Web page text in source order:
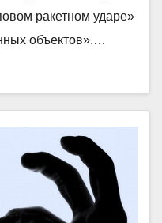
ракетном ударе»
объектов».…